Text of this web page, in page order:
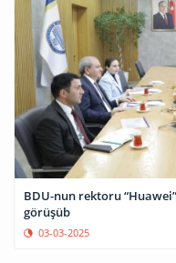
BDU-nun rektoru
görüşüb
03-03-2025